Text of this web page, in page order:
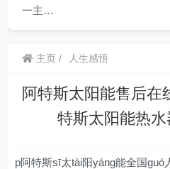
一主…
主页 人生感悟
阿特斯太阳能售后在
特斯太阳能热
p阿特斯sī太tài阳yáng能全国guó